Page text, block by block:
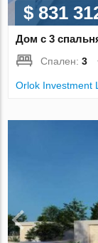
$ 831
Дом с 3
Спален:3
Orlok Investment